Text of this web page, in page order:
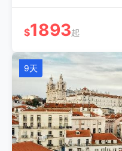
$1893起
9天